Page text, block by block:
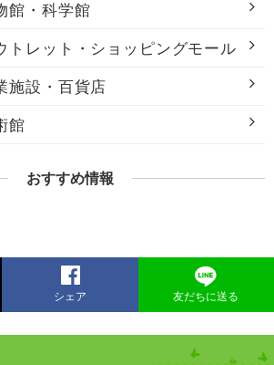
館・科学館
トレット・ショッピングモール
施設・百貨店
館
おすすめ情報
シェア 友だちに送る